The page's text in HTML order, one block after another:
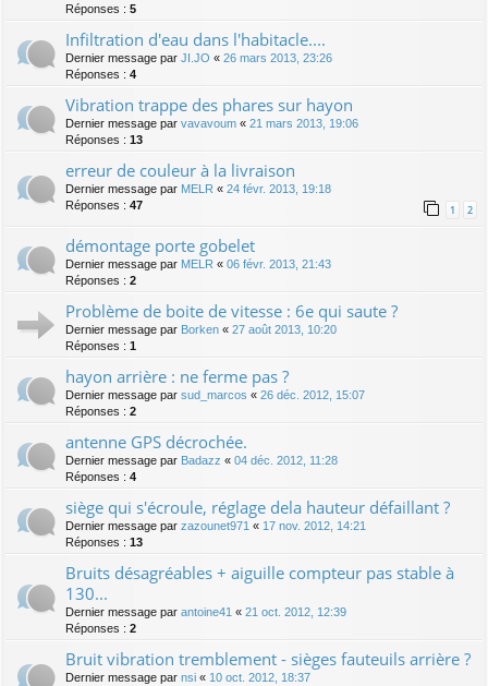
Réponses : 5
Infiltration d'eau dans l'habitacle....
Dernier message par JI.JO « 26 mars 2013, 23:26
Réponses : 4
Vibration trappe des phares sur hayon
Dernier message par vavavoum « 21 mars 2013, 19:06
Réponses : 13
erreur de couleur à la livraison
Dernier message par MELR « 24 févr. 2013, 19:18
Réponses : 47 1 2
démontage porte gobelet
Dernier message par MELR « 06 févr. 2013, 21:43
Réponses : 2
Problème de boite de vitesse : 6e qui saute ?
Dernier message par Borken « 27 août 2013, 10:20
Réponses : 1
hayon arrière : ne ferme pas ?
Dernier message par sud_marcos « 26 déc. 2012, 15:07
Réponses : 2
antenne GPS décrochée.
Dernier message par Badazz « 04 déc. 2012, 11:28
Réponses : 4
siège qui s'écroule, réglage dela hauteur défaillant ?
Dernier message par zazounet971 « 17 nov. 2012, 14:21
Réponses : 13
Bruits désagréables + aiguille compteur pas stable à
130...
Dernier message par antoine41 « 21 oct. 2012, 12:39
Réponses : 2
Bruit vibration tremblement - sièges fauteuils arrière ?
Dernier message par nsi « 10 oct. 2012, 18:37